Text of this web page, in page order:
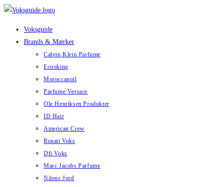
Skip
Voksguide
Brands & Mærker
Calvin Klein Parfume
Ecooking
Moroccanoil
Parfume Versace
Ole Henriksen Produkter
ID Hair
American Crew
Renati Voks
Dfi Voks
Marc Jacobs Parfume
Nilens Jord